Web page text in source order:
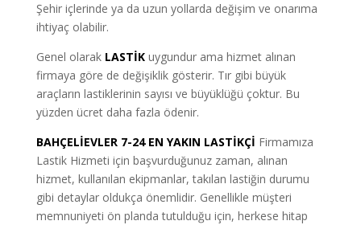
Şehir içlerinde ya da uzun yollarda değişim ve onarıma
ihtiyaç olabilir.
Genel olarak LASTİK uygundur ama hizmet alınan
firmaya göre de değişiklik gösterir. Tır gibi büyük
araçların lastiklerinin sayısı ve büyüklüğü çoktur. Bu
yüzden ücret daha fazla ödenir.
BAHÇELİEVLER 7-24 EN YAKIN LASTİKÇİ Firmamıza
Lastik Hizmeti için başvurduğunuz zaman, alınan
hizmet, kullanılan ekipmanlar, takılan lastiğin durumu
gibi detaylar oldukça önemlidir. Genellikle müşteri
memnuniyeti ön planda tutulduğu için, herkese hitap